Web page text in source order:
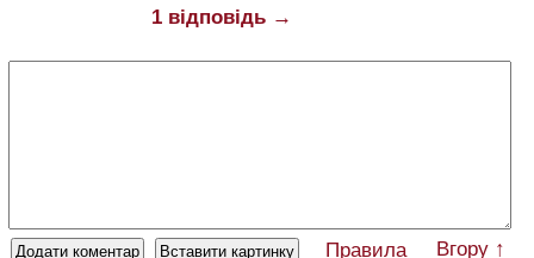
1 відповідь →
Правила Вгору ↑